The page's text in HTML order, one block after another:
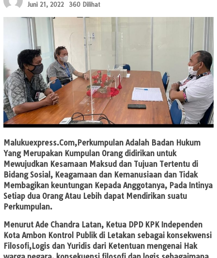
Juni 21, 2022
360 Dilihat
Malukuexpress.Com,Perkumpulan Adalah Badan Hukum
Yang Merupakan Kumpulan Orang didirikan untuk
Mewujudkan Kesamaan Maksud dan Tujuan Tertentu di
Bidang Sosial, Keagamaan dan Kemanusiaan dan Tidak
Membagikan keuntungan Kepada Anggotanya, Pada Intinya
Setiap dua Orang Atau Lebih dapat Mendirikan suatu
Perkumpulan.
Menurut Ade Chandra Latan, Ketua DPD KPK Independen
Kota Ambon Kontrol Publik di Letakan sebagai konsekwensi
Filosofi,Logis dan Yuridis dari Ketentuan mengenai Hak